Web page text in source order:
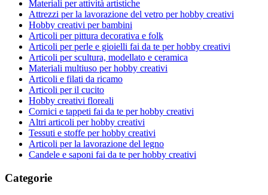
Materiali per attività artistiche
Attrezzi per la lavorazione del vetro per hobby creativi
Hobby creativi per bambini
Articoli per pittura decorativa e folk
Articoli per perle e gioielli fai da te per hobby creativi
Articoli per scultura, modellato e ceramica
Materiali multiuso per hobby creativi
Articoli e filati da ricamo
Articoli per il cucito
Hobby creativi floreali
Cornici e tappeti fai da te per hobby creativi
Altri articoli per hobby creativi
Tessuti e stoffe per hobby creativi
Articoli per la lavorazione del legno
Candele e saponi fai da te per hobby creativi
Categorie